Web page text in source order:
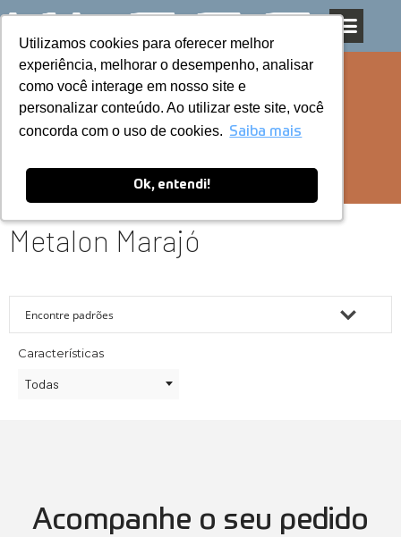
Utilizamos cookies para oferecer melhor
experiência, melhorar o desempenho, analisar
como você interage em nosso site e
personalizar conteúdo. Ao utilizar este site, você
concorda com o uso de cookies. Saiba mais
Ok, entendi!
Utilizamos cookies para oferecer melhor
experiência, melhorar o desempenho, analisar
como você interage em nosso site e
personalizar conteúdo. Ao utilizar este site, você
concorda com o uso de cookies. Saiba mais
Ok, entendi!
Pular
para
o
conteúdo
Metalon Marajó
Características
Todas
Acompanhe o seu pedido